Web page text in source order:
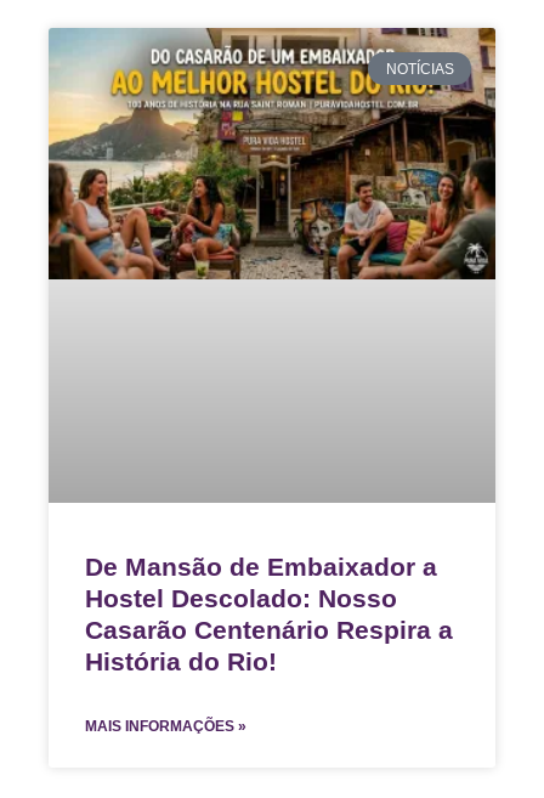
NOTÍCIAS
De Mansão de Embaixador a
Hostel Descolado: Nosso
Casarão Centenário Respira a
História do Rio!
MAIS INFORMAÇÕES »